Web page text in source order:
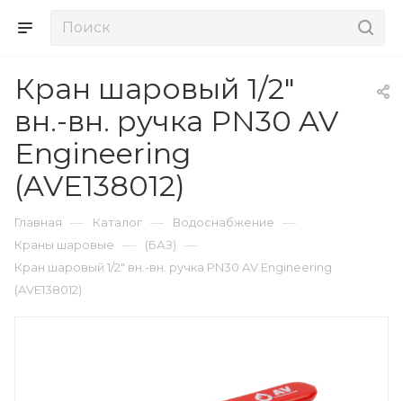
Кран шаровый 1/2"
вн.-вн. ручка PN30 AV
Engineering
(AVE138012)
Главная — Каталог — Водоснабжение —
Краны шаровые — (БАЗ) —
Кран шаровый 1/2" вн.-вн. ручка PN30 AV Engineering
(AVE138012)